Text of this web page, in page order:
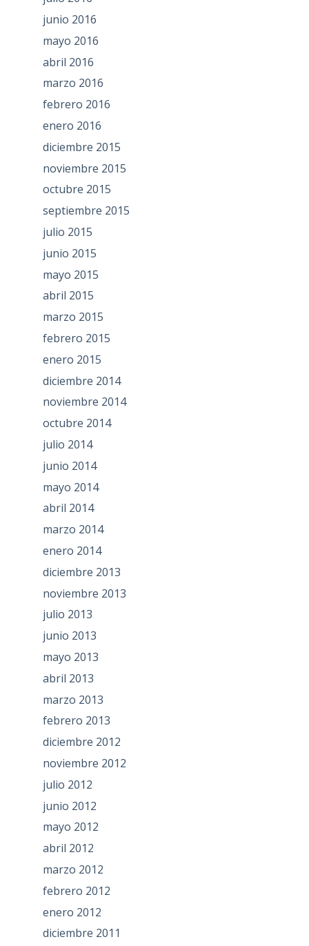
junio 2016
mayo 2016
abril 2016
marzo 2016
febrero 2016
enero 2016
diciembre 2015
noviembre 2015
octubre 2015
septiembre 2015
julio 2015
junio 2015
mayo 2015
abril 2015
marzo 2015
febrero 2015
enero 2015
diciembre 2014
noviembre 2014
octubre 2014
julio 2014
junio 2014
mayo 2014
abril 2014
marzo 2014
enero 2014
diciembre 2013
noviembre 2013
julio 2013
junio 2013
mayo 2013
abril 2013
marzo 2013
febrero 2013
diciembre 2012
noviembre 2012
julio 2012
junio 2012
mayo 2012
abril 2012
marzo 2012
febrero 2012
enero 2012
diciembre 2011